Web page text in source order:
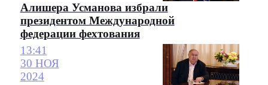
Алишера Усманова избрали
президентом Международной
федерации фехтования
13:41
30 НОЯ
2024